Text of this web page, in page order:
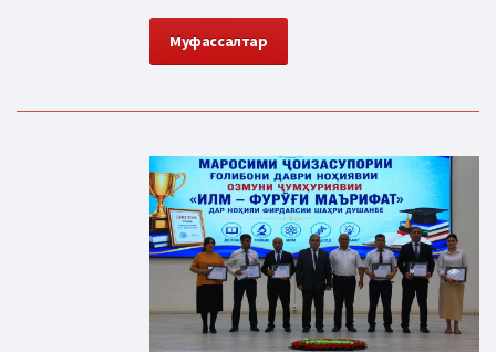
Муфассалтар